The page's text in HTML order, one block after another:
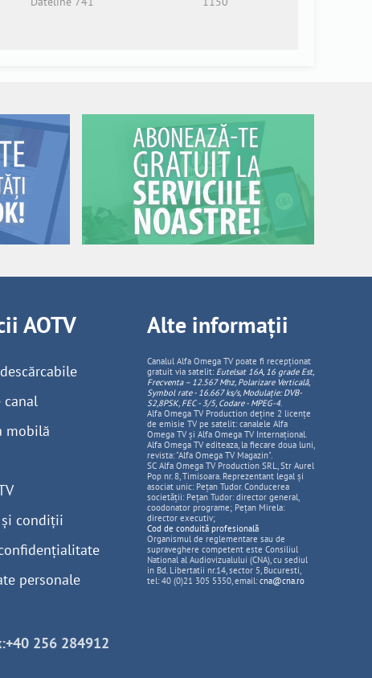
AOTV
canal
mobilă
condiții
personale
Alte informații
Canalul Alfa Omega TV poate fi recepționat
gratuit via satelit: Eutelsat 16A, 16 grade Est,
Frecventa – 12.567 Mhz, PolarizareVerticală,
Symbol rate - 16.667 ks/s, Modulație: DVB-
S2,8PSK, FEC - 3/5, Codare - MPEG-4.
Alfa Omega TV Production deține 2 licențe
de emisie TV pe satelit: canalele Alfa
Omega TV și Alfa Omega TV Internațional.
Alfa Omega TV editeaza, la fiecare doua luni,
revista: "Alfa Omega TV Magazin".
SC Alfa Omega TV Production SRL, Str Aurel
Pop nr. 8, Timisoara. Reprezentant legal și
asociat unic: Pețan Tudor. Conducerea
societății: Pețan Tudor: director general,
coodonator programe; Pețan Mirela:
director executiv;
Cod de conduită profesională
Organismul de reglementare sau de
supraveghere competent este Consiliul
National al Audiovizualului (CNA), cu sediul
in Bd. Libertatii nr.14, sector 5, Bucuresti,
tel: 40 (0)21 305 5350, email: cna@cna.ro
256 284912